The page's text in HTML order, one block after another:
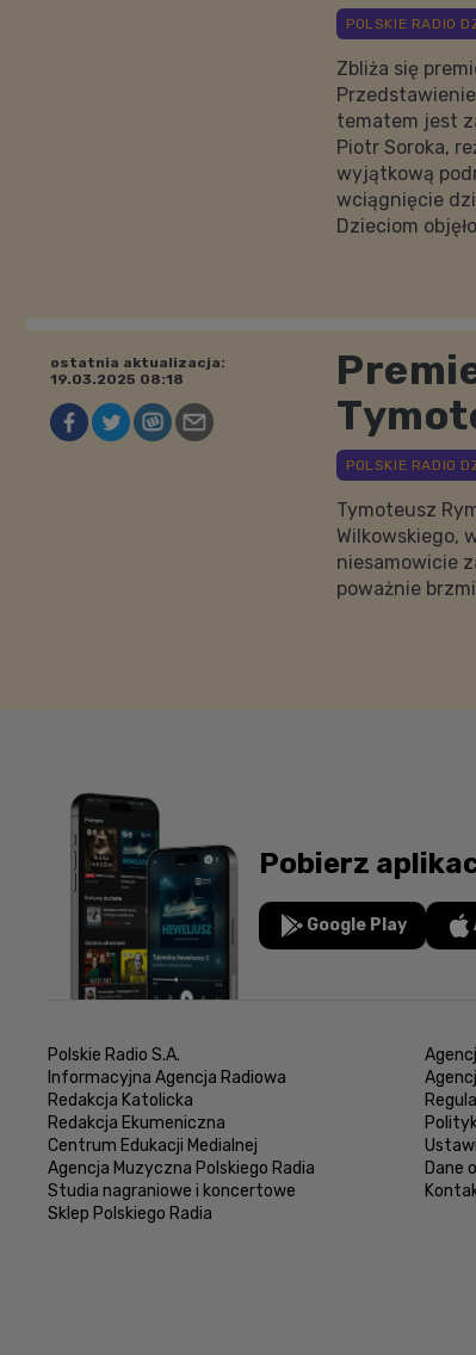
Zbliża się
tematem jest
Piotr Soroka,
wyjątkową
wciągnięcie
Dzieciom
ostatnia aktualizacja:
19.03.2025 08:18
Tymoteusz
Wilkowskiego,
niesamowicie
poważnie
Pobierz
Google Play
Polskie Radio S.A.
Informacyjna Agencja Radiowa
Redakcja Katolicka
Redakcja Ekumeniczna
Centrum Edukacji Medialnej
Agencja Muzyczna Polskiego Radia
Studia nagraniowe i koncertowe
Sklep Polskiego Radia
Dane